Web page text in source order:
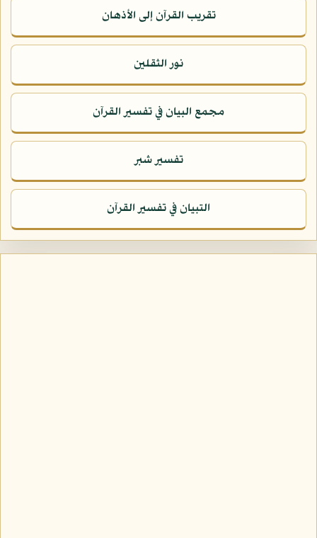
تقريب القرآن إلى الأذهان
نور الثقلين
مجمع البيان في تفسير القرآن
تفسير شبر
التبيان في تفسير القرآن